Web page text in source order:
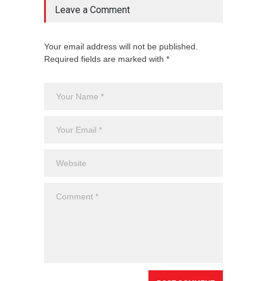
Leave a Comment
Your email address will not be published.
Required fields are marked with *